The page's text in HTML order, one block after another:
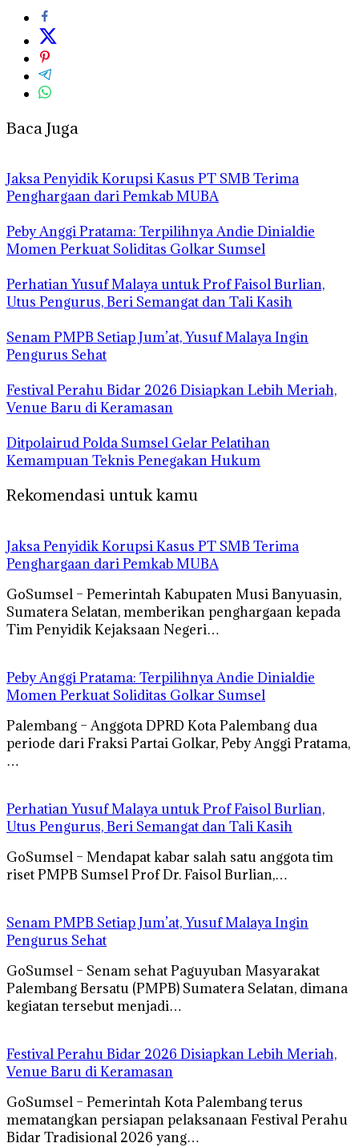
Baca Juga
Jaksa Penyidik Korupsi Kasus PT SMB Terima
Penghargaan dari Pemkab MUBA
Peby Anggi Pratama: Terpilihnya Andie Dinialdie
Momen Perkuat Soliditas Golkar Sumsel
Perhatian Yusuf Malaya untuk Prof Faisol Burlian,
Utus Pengurus, Beri Semangat dan Tali Kasih
Senam PMPB Setiap Jum’at, Yusuf Malaya Ingin
Pengurus Sehat
Festival Perahu Bidar 2026 Disiapkan Lebih Meriah,
Venue Baru di Keramasan
Ditpolairud Polda Sumsel Gelar Pelatihan
Kemampuan Teknis Penegakan Hukum
Rekomendasi untuk kamu
Jaksa Penyidik Korupsi Kasus PT SMB Terima
Penghargaan dari Pemkab MUBA
GoSumsel – Pemerintah Kabupaten Musi Banyuasin,
Sumatera Selatan, memberikan penghargaan kepada
Tim Penyidik Kejaksaan Negeri…
Peby Anggi Pratama: Terpilihnya Andie Dinialdie
Momen Perkuat Soliditas Golkar Sumsel
Palembang – Anggota DPRD Kota Palembang dua
periode dari Fraksi Partai Golkar, Peby Anggi Pratama,
…
Perhatian Yusuf Malaya untuk Prof Faisol Burlian,
Utus Pengurus, Beri Semangat dan Tali Kasih
GoSumsel – Mendapat kabar salah satu anggota tim
riset PMPB Sumsel Prof Dr. Faisol Burlian,…
Senam PMPB Setiap Jum’at, Yusuf Malaya Ingin
Pengurus Sehat
GoSumsel – Senam sehat Paguyuban Masyarakat
Palembang Bersatu (PMPB) Sumatera Selatan, dimana
kegiatan tersebut menjadi…
Festival Perahu Bidar 2026 Disiapkan Lebih Meriah,
Venue Baru di Keramasan
GoSumsel – Pemerintah Kota Palembang terus
mematangkan persiapan pelaksanaan Festival Perahu
Bidar Tradisional 2026 yang…